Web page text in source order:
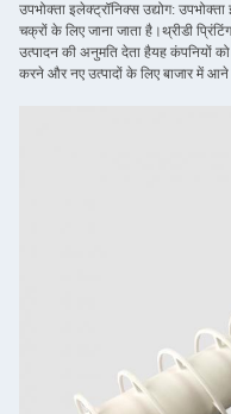
उपभोक्ता इलेक्ट्रॉनिक्स उद्योग:
चक्रों के लिए जाना जाता है।थ्रीडी
उत्पादन की अनुमति देता हैयह कंपनियों को
करने और नए उत्पादों के लिए बाजार में